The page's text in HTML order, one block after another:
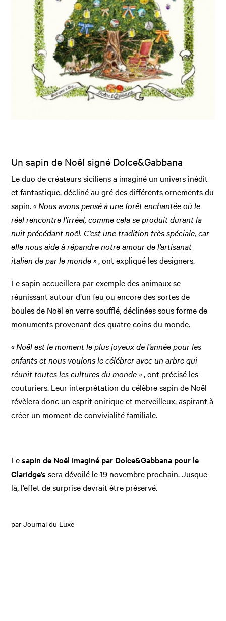
Un sapin de Noël signé Dolce&Gabbana
Le duo de créateurs siciliens a imaginé un univers inédit
et fantastique, décliné au gré des différents ornements du
sapin.« Nous avons pensé à une forêt enchantée où le
réel rencontre l’irréel, comme cela se produit durant la
nuit précédant noël. C’est une tradition très spéciale, car
elle nous aide à répandre notre amour de l’artisanat
italien de par le monde », ont expliqué les designers.
Le sapin accueillera par exemple des animaux se
réunissant autour d’un feu ou encore des sortes de
boules de Noël en verre soufflé, déclinées sous forme de
monuments provenant des quatre coins du monde.
« Noël est le moment le plus joyeux de l’année pour les
enfants et nous voulons le célébrer avec un arbre qui
réunit toutes les cultures du monde », ont précisé les
couturiers. Leur interprétation du célèbre sapin de Noël
révèlera donc un esprit onirique et merveilleux, aspirant à
créer un moment de convivialité familiale.
Lesapin de Noël imaginé par Dolce&Gabbana pour le
Claridge’s sera dévoilé le 19 novembre prochain. Jusque
là, l’effet de surprise devrait être préservé.
par Journal du Luxe